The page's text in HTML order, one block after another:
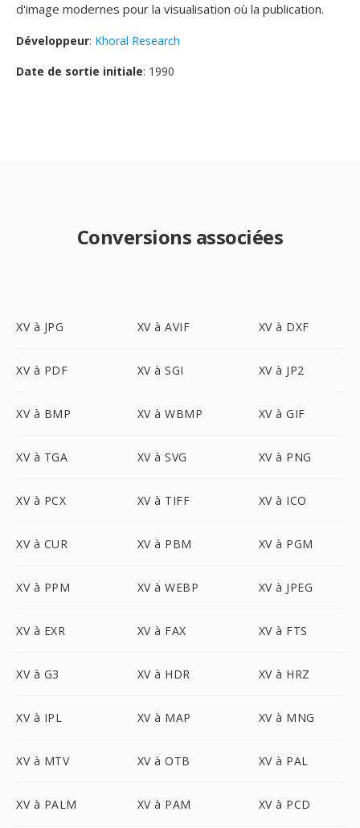
d'image modernes pour la visualisation où la publication.
Développeur: Khoral Research
Date de sortie initiale: 1990
Conversions associées
XV à JPG XV à AVIF XV à DXF
XV à PDF XV à SGI XV à JP2
XV à BMP XV à WBMP XV à GIF
XV à TGA XV à SVG XV à PNG
XV à PCX XV à TIFF XV à ICO
XV à CUR XV à PBM XV à PGM
XV à PPM XV à WEBP XV à JPEG
XV à EXR XV à FAX XV à FTS
XV à G3 XV à HDR XV à HRZ
XV à IPL XV à MAP XV à MNG
XV à MTV XV à OTB XV à PAL
XV à PALM XV à PAM XV à PCD